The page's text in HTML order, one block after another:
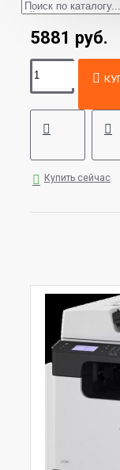
..
5881 руб.
Купить сейчас